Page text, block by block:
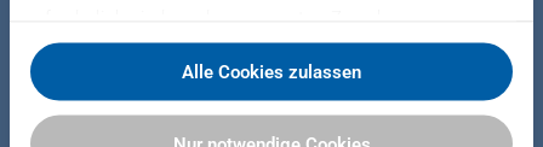
Dieffenbacher arbeitet hierfür mit Drittanbietern
zusammen und teilt Daten zu Ihrer Nutzung unserer
Website mit diesen. Sie können auswählen, ob Sie alle
Cookies akzeptieren oder nur notwendige Cookies
Alle Cookies zulassen